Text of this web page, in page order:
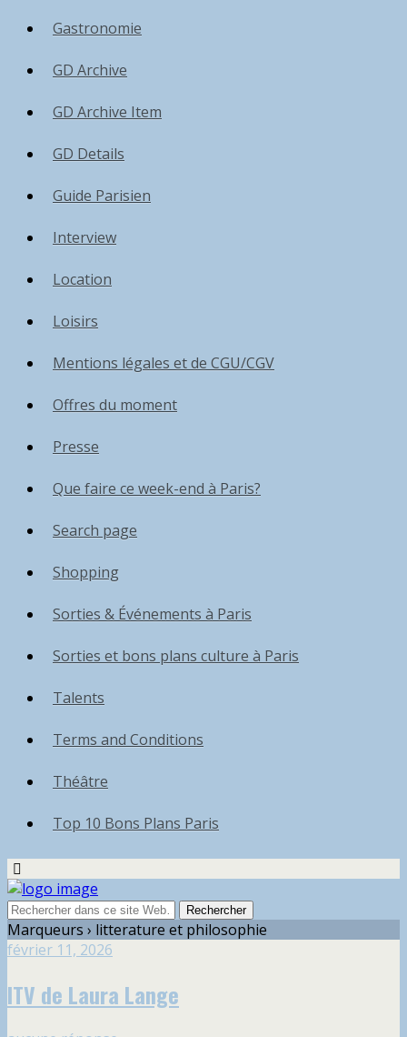
Gastronomie
GD Archive
GD Archive Item
GD Details
Guide Parisien
Interview
Location
Loisirs
Mentions légales et de CGU/CGV
Offres du moment
Presse
Que faire ce week-end à Paris?
Search page
Shopping
Sorties & Événements à Paris
Sorties et bons plans culture à Paris
Talents
Terms and Conditions
Théâtre
Top 10 Bons Plans Paris
Marqueurs › litterature et philosophie
février 11, 2026
ITV de Laura Lange